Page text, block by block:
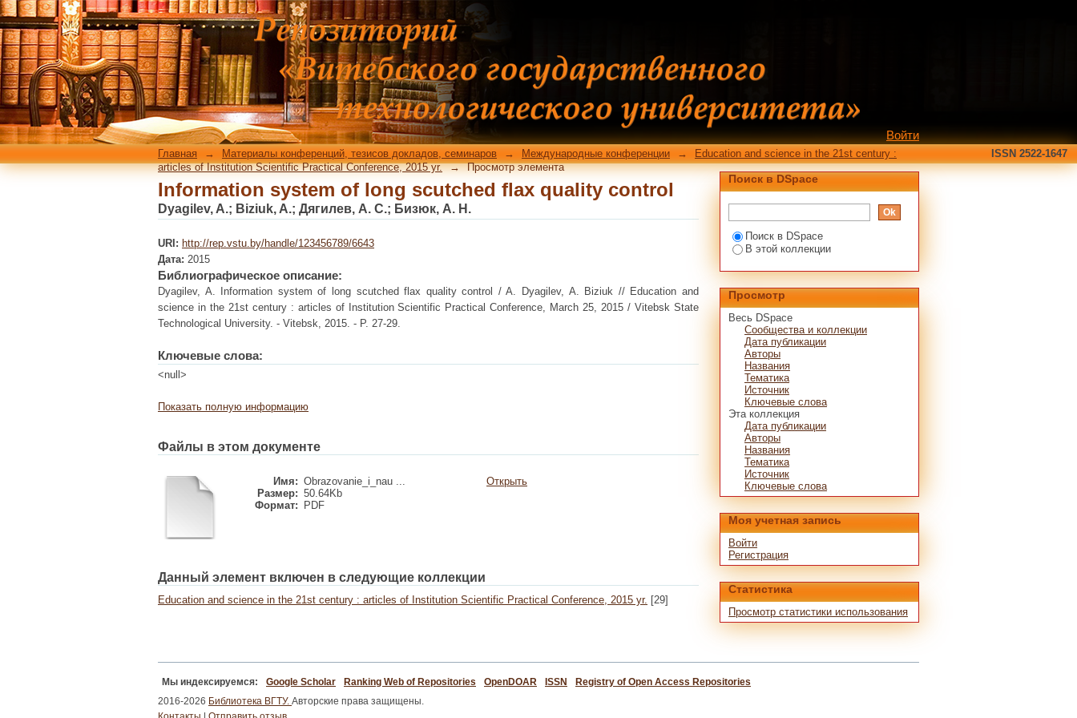
Information system of long scutched flax quality control
Войти
Главная → Материалы конференций, тезисов докладов, семинаров → Международные конференции →
Education and science in the 21st century :
articles of Institution Scientific Practical Conference, 2015 yr. → Просмотр элемента
ISSN 2522-1647
Information system of long scutched flax quality control
Dyagilev, A.; Biziuk, A.; Дягилев, А. С.; Бизюк, А. Н.
URI: http://rep.vstu.by/handle/123456789/6643
Дата: 2015
Библиографическое описание:
Dyagilev, A. Information system of long scutched flax quality control / A. Dyagilev, A. Biziuk // Education and
science in the 21st century : articles of Institution Scientific Practical Conference, March 25, 2015 / Vitebsk State
Technological University. - Vitebsk, 2015. - P. 27-29.
Ключевые слова:
<null>
Показать полную информацию
Файлы в этом документе
Имя: Obrazovanie_i_nau ...
Размер: 50.64Kb
Формат:
PDF
Открыть
Данный элемент включен в следующие коллекции
Education and science in the 21st century : articles of Institution Scientific Practical Conference, 2015 yr. [29]
Поиск в DSpace
Поиск в DSpace
В этой коллекции
Просмотр
Весь DSpace
Сообщества и коллекции
Дата публикации
Авторы
Названия
Тематика
Источник
Ключевые слова
Эта коллекция
Дата публикации
Авторы
Названия
Тематика
Источник
Ключевые слова
Моя учетная запись
Войти
Регистрация
Статистика
Просмотр статистики использования
Мы индексируемся: Google Scholar Ranking Web of Repositories OpenDOAR ISSN
Registry of Open Access Repositories
2016-2026 Библиотека ВГТУ. Авторские права защищены.